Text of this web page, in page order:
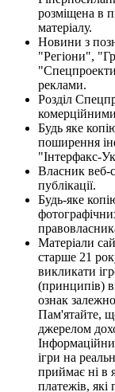
розміщена в
матеріалу.
Новини з
"Регіони",
реклами.
Розділ
Будь яке
поширення
"Інтерфакс-
Власник веб-
публікації.
Будь-яке
Матеріали
старше 21
викликати
(принципів)
ознак
Пам'ятайте,
джерелом
ігри на
приймає ні в
платежів, які